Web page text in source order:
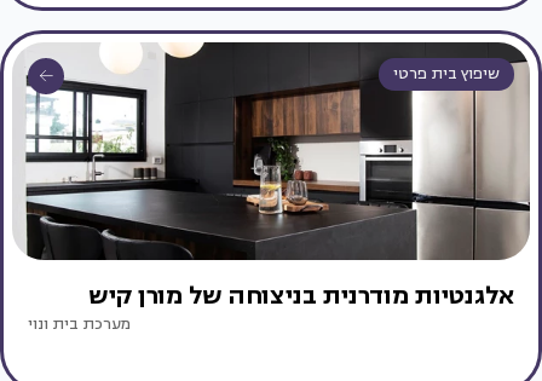
שיפוץ בית פרטי
אלגנטיות מודרנית בניצוחה של מורן קיש
מערכת בית ונוי